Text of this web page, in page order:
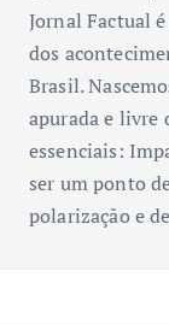
Jornal Factual
dos
Brasil.
apurada e livre
essenciais:
ser um ponto
polarização e